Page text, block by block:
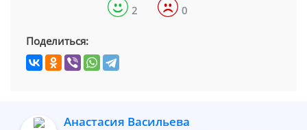
2 0
Поделиться:
Анастасия Васильева